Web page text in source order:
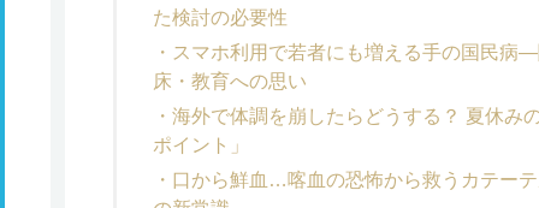
た検討の必要性
スマホ利用で若者にも増える手の国民病
床・教育への思い
海外で体調を崩したらどうする？ 夏休み
ポイント」
口から鮮血…喀血の恐怖から救うカテー